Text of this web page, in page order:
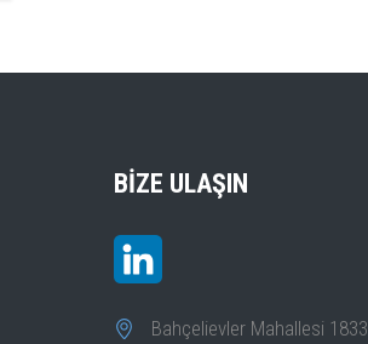
BIZE ULAŞIN
Bahçelievler Mahallesi 1833